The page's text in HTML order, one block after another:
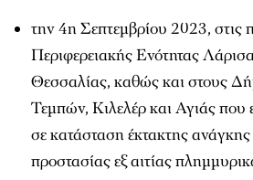
την 4η Σεπτεμβρίου 2023, στις
Περιφερειακής Ενότητας
Θεσσαλίας, καθώς και στους
Τεμπών, Κιλελέρ και Αγιάς που
σε κατάσταση έκτακτης ανάγκης
προστασίας εξ αιτίας